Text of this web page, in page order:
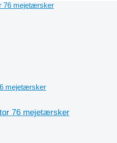
mejetærsker
76 mejetærsker